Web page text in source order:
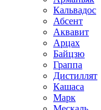
Кальвадос
Абсент
Аквавит
Арцах
Байцзю
Граппа
Дистиллят
Кашаса
Марк